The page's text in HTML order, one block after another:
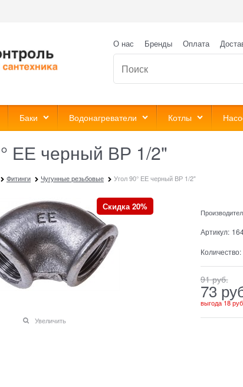
О нас Бренды Оплата
Баки Водонагреватели Котлы
ЕЕ черный ВР 1/2"
Фитинги Чугунные резьбовые Угол 90° ЕЕ черный ВР 1/2"
Скидка 20%
Увеличить
Артикул:
Количество:
91 руб.
73
выгода18